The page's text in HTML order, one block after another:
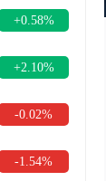
+0.58%
+2.10%
-0.02%
-1.54%